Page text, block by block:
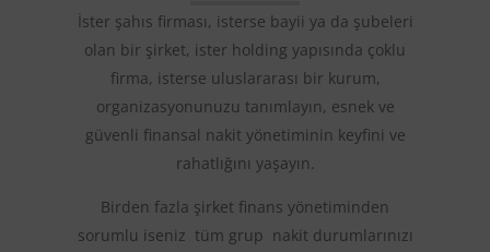
İster şahıs firması, isterse bayii ya da şubeleri
olan bir şirket, ister holding yapısında çoklu
firma, isterse uluslararası bir kurum,
organizasyonunuzu tanımlayın, esnek ve
güvenli finansal nakit yönetiminin keyfini ve
rahatlığını yaşayın.
Birden fazla şirket finans yönetiminden
sorumlu iseniz tüm grup nakit durumlarınızı